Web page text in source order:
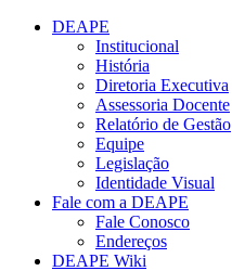
Conteúdo principal
DEAPE
Institucional
História
Diretoria Executiva
Assessoria Docente
Relatório de Gestão
Equipe
Legislação
Identidade Visual
Fale com a DEAPE
Fale Conosco
Endereços
DEAPE Wiki